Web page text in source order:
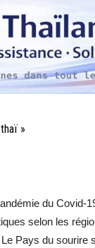
»
du Covid-
selon les
Pays du sourire